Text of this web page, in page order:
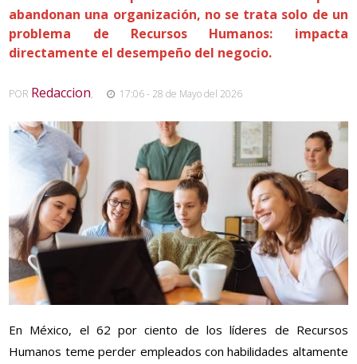
abandonan una organización, no se trata solo de un
problema de Recursos Humanos: impacta
directamente el desempeño del negocio.
POR Redaccion, 17:06 - 28 de Mayo del 2026
En México, el 62 por ciento de los líderes de Recursos
Humanos teme perder empleados con habilidades altamente